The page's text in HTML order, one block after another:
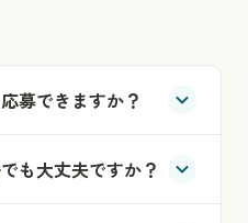
募できますか？
も大丈夫ですか？